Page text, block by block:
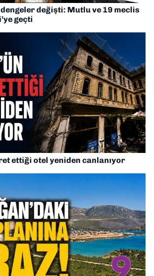
değişti: Mutlu ve 19 meclis
geçti
ettiği otel yeniden canlanıyor